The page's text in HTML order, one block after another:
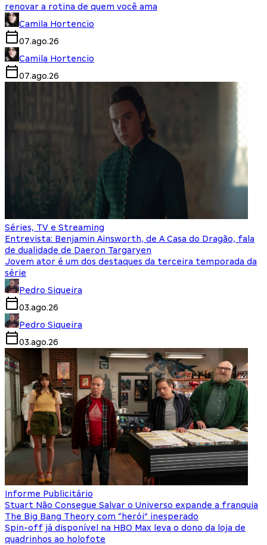
renovar a rotina de quem você ama
Camila Hortencio
07.ago.26
Camila Hortencio
07.ago.26
Séries, TV e Streaming
Entrevista: Benjamin Ainsworth, de A Casa do Dragão, fala
de dualidade de Daeron Targaryen
Jovem ator é um dos destaques da terceira temporada da
série
Pedro Siqueira
03.ago.26
Pedro Siqueira
03.ago.26
Informe Publicitário
Stuart Não Consegue Salvar o Universo expande a franquia
The Big Bang Theory com “herói” inesperado
Spin-off já disponível na HBO Max leva o dono da loja de
quadrinhos ao holofote